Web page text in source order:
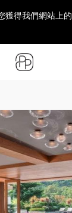
得我們網站上的